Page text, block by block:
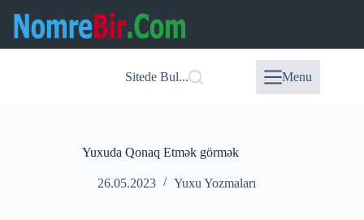
content
Sitede Bul... Menu
Yuxuda Qonaq Etmək görmək
26.05.2023 Yuxu Yozmaları